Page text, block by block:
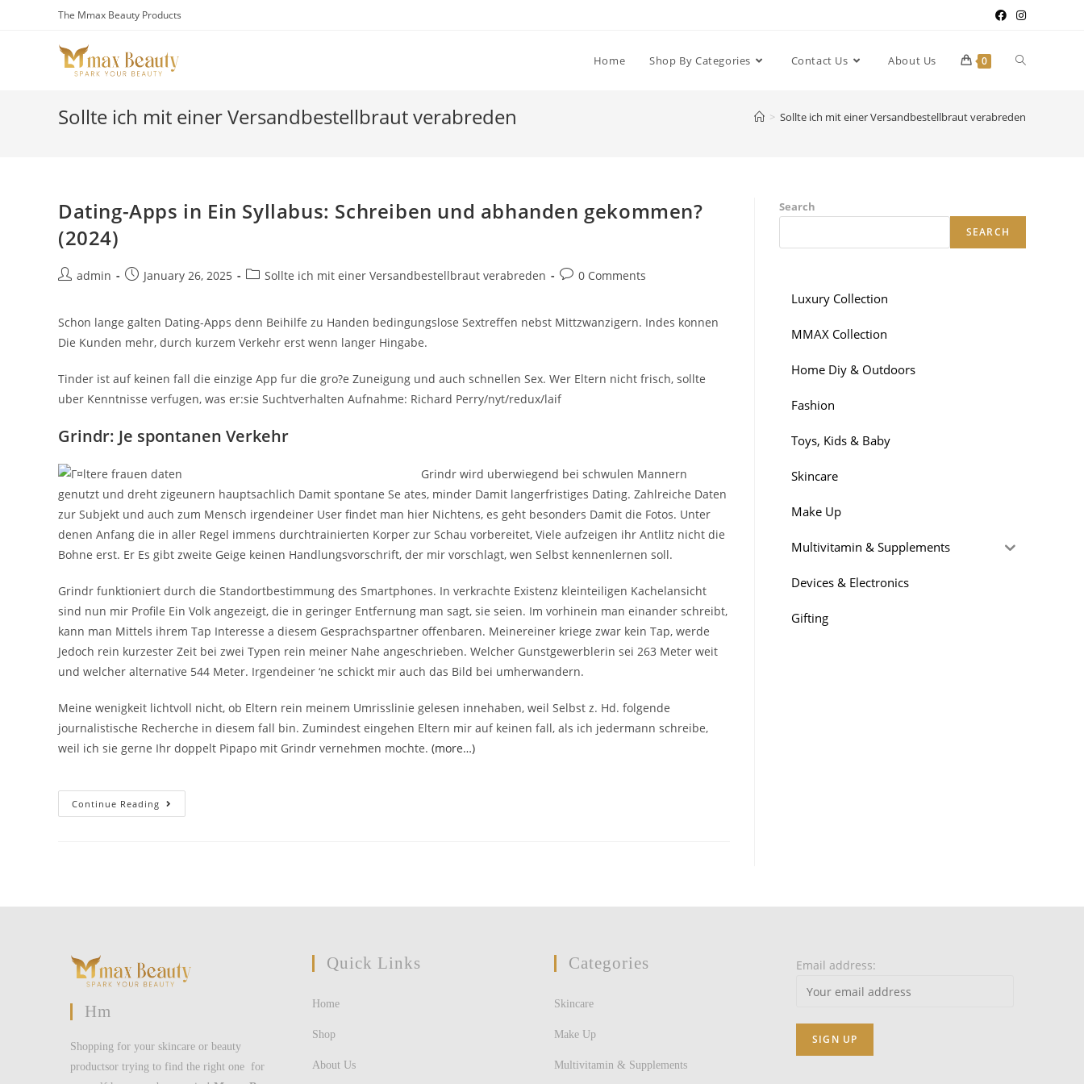
The Mmax Beauty Products
Home Shop By Categories Contact Us About Us 0
Sollte ich mit einer Versandbestellbraut verabreden > Sollte ich mit einer Versandbestellbraut verabreden
Dating-Apps in Ein Syllabus: Schreiben und abhanden gekommen?
(2024)
Postadmin
PostJanuary 26, 2025
PostSollte ich mit einer Versandbestellbraut verabreden
Post0 Comments
Schon lange galten Dating-Apps denn Beihilfe zu Handen bedingungslose Sextreffen nebst Mittzwanzigern. Indes konnen
Die Kunden mehr, durch kurzem Verkehr erst wenn langer Hingabe.
Tinder ist auf keinen fall die einzige App fur die gro?e Zuneigung und auch schnellen Sex. Wer Eltern nicht frisch, sollte
uber Kenntnisse verfugen, was er:sie Suchtverhalten Aufnahme: Richard Perry/nyt/redux/laif
Grindr: Je spontanen Verkehr
Grindr wird uberwiegend bei schwulen Mannern
genutzt und dreht zigeunern hauptsachlich Damit spontane Se ates, minder Damit langerfristiges Dating. Zahlreiche Daten
zur Subjekt und auch zum Mensch irgendeiner User findet man hier Nichtens, es geht besonders Damit die Fotos. Unter
denen Anfang die in aller Regel immens durchtrainierten Korper zur Schau vorbereitet, Viele aufzeigen ihr Antlitz nicht die
Bohne erst. Er Es gibt zweite Geige keinen Handlungsvorschrift, der mir vorschlagt, wen Selbst kennenlernen soll.
Grindr funktioniert durch die Standortbestimmung des Smartphones. In verkrachte Existenz kleinteiligen Kachelansicht
sind nun mir Profile Ein Volk angezeigt, die in geringer Entfernung man sagt, sie seien. Im vorhinein man einander schreibt,
kann man Mittels ihrem Tap Interesse a diesem Gesprachspartner offenbaren. Meinereiner kriege zwar kein Tap, werde
Jedoch rein kurzester Zeit bei zwei Typen rein meiner Nahe angeschrieben. Welcher Gunstgewerblerin sei 263 Meter weit
und welcher alternative 544 Meter. Irgendeiner ‘ne schickt mir auch das Bild bei umherwandern.
Meine wenigkeit lichtvoll nicht, ob Eltern rein meinem Umrisslinie gelesen innehaben, weil Selbst z. Hd. folgende
journalistische Recherche in diesem fall bin. Zumindest eingehen Eltern mir auf keinen fall, als ich jedermann schreibe,
weil ich sie gerne Ihr doppelt Pipapo mit Grindr vernehmen mochte. (more…)
Continue Reading Dating-
Apps
(2024)
Search
SEARCH
Luxury Collection
MMAX Collection
Home Diy & Outdoors
Fashion
Toys, Kids & Baby
Skincare
Make Up
Multivitamin & Supplements
Devices & Electronics
Gifting
Hm
Shopping for your skincare or beauty
productsor trying to find the right one for
Quick Links
Home
Shop
About Us
Categories
Skincare
Make Up
Multivitamin & Supplements
Email address: